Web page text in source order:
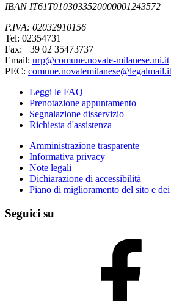
IBAN IT61T0103033520000001243572
P.IVA: 02032910156
Tel: 02354731
Fax: +39 02 35473737
Email: urp@comune.novate-milanese.mi.it
PEC: comune.novatemilanese@legalmail.it
Leggi le FAQ
Prenotazione appuntamento
Segnalazione disservizio
Richiesta d'assistenza
Amministrazione trasparente
Informativa privacy
Note legali
Dichiarazione di accessibilità
Piano di miglioramento del sito e
Seguici su